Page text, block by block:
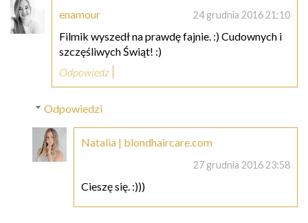
enamour 24 grudnia 2016 21:10
Filmik wyszedł na prawdę fajnie. :) Cudownych i
szczęśliwych Świąt! :)
Odpowiedz
Odpowiedzi
Natalia | blondhaircare.com
27 grudnia 2016 23:58
Cieszę się. :)))